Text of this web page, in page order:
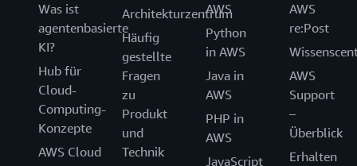
Was ist
agentenbasierte
KI?
Hub für
Cloud-
Computing-
Konzepte
AWS Cloud
Architekturzentrum
Häufig
gestellte
Fragen
zu
Produkt
und
Technik
AWS
Python
in AWS
Java in
AWS
PHP in
AWS
JavaScript
AWS
re:Post
AWS
Support
–
Überblick
Erhalten